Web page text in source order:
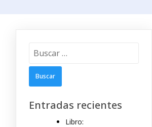
Entradas recientes
Libro: